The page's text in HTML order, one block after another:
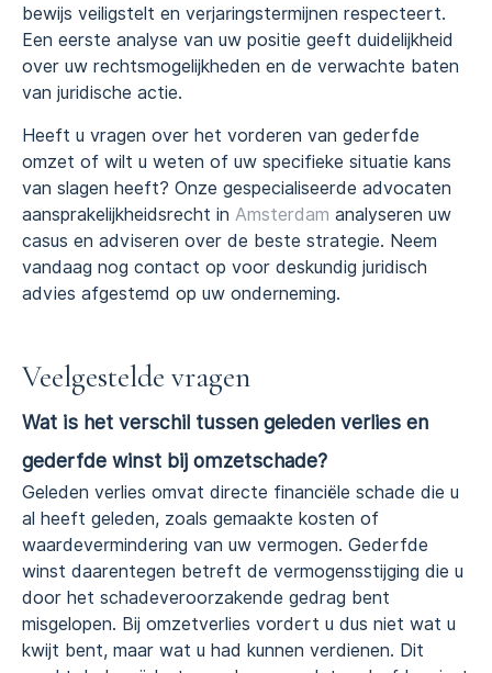
bewijs veiligstelt en verjaringstermijnen respecteert.
Een eerste analyse van uw positie geeft duidelijkheid
over uw rechtsmogelijkheden en de verwachte baten
van juridische actie.
Heeft u vragen over het vorderen van gederfde
omzet of wilt u weten of uw specifieke situatie kans
van slagen heeft? Onze gespecialiseerde advocaten
aansprakelijkheidsrecht in Amsterdam analyseren uw
casus en adviseren over de beste strategie. Neem
vandaag nog contact op voor deskundig juridisch
advies afgestemd op uw onderneming.
Veelgestelde vragen
Wat is het verschil tussen geleden verlies en
gederfde winst bij omzetschade?
Geleden verlies omvat directe financiële schade die u
al heeft geleden, zoals gemaakte kosten of
waardevermindering van uw vermogen. Gederfde
winst daarentegen betreft de vermogensstijging die u
door het schadeveroorzakende gedrag bent
misgelopen. Bij omzetverlies vordert u dus niet wat u
kwijt bent, maar wat u had kunnen verdienen. Dit